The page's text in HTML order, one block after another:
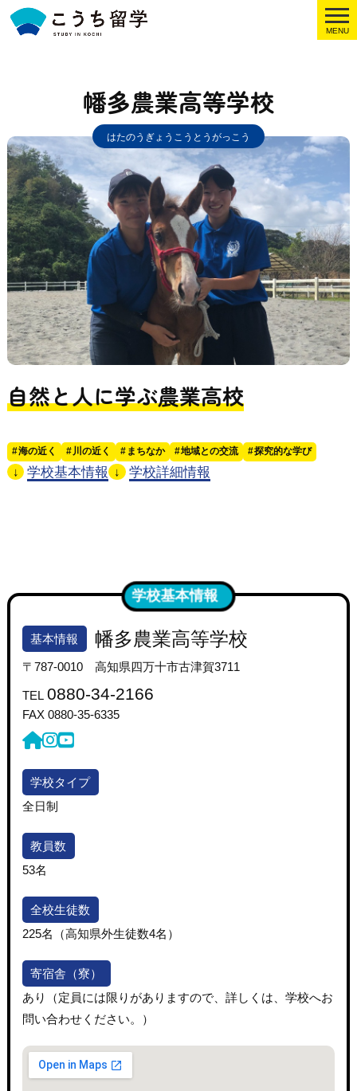
MENU
幡多農業高等学校
はたのうぎょうこうとうがっこう
自然と人に学ぶ農業高校
海の近く 川の近く まちなか 地域との交流 探究的な学び
↓ 学校基本情報 ↓ 学校詳細情報
学校基本情報
基本情報 幡多農業高等学校
〒787-0010 高知県四万十市古津賀3711
TEL 0880-34-2166
FAX 0880-35-6335
学校タイプ
全日制
教員数
53名
全校生徒数
225名（高知県外生徒数4名）
寄宿舎（寮）
あり（定員には限りがありますので、詳しくは、学校へお
問い合わせください。）